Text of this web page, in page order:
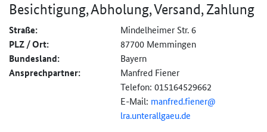
Besichtigung, Abholung, Versand, Zahlung
Straße: Mindelheimer Str. 6
PLZ / Ort: 87700 Memmingen
Bundesland: Bayern
Ansprechpartner:
Manfred Fiener
Telefon: 015164529662
E-Mail: manfred.fiener@
lra.unterallgaeu.de